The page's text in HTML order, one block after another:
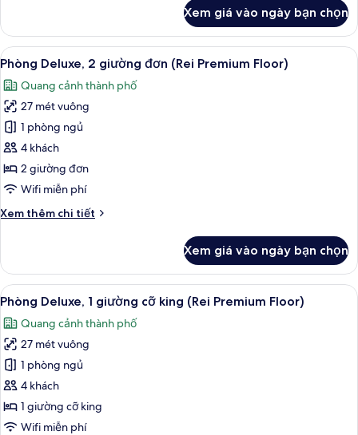
Phòng
Premium,
góc
Floor)
Xem giá vào ngày bạn chọn
Xem
tất
cả
ảnh
Phòng
Deluxe,
2
giường
(Rei
Bộ đồ giường cao cấp, két bảo mật
16
Phòng Deluxe, 2 giường đơn (Rei Premium Floor)
Quang cảnh thành phố
27 mét vuông
1 phòng ngủ
4 khách
2 giường đơn
Wifi miễn phí
Xem thêm chi tiết
Chi
Phòng
Deluxe,
2
giường
đơn
(Rei
Premium
Floor)
Xem giá vào ngày bạn chọn
Xem
tất
cả
ảnh
Phòng
Deluxe,
1
giường
Bộ đồ giường cao cấp, két bảo mật
15
Phòng Deluxe, 1 giường cỡ king (Rei Premium Floor)
Quang cảnh thành phố
27 mét vuông
1 phòng ngủ
4 khách
1 giường cỡ king
Wifi miễn phí